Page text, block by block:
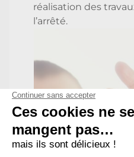
réalisation des
l’arrêté.